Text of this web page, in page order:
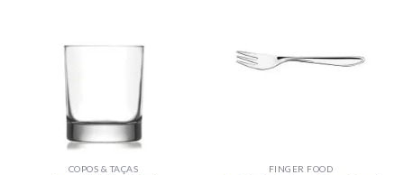
COPOS & TAÇAS FINGER FOOD